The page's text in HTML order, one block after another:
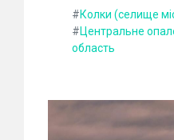
#Колки (селище
#Центральне
область